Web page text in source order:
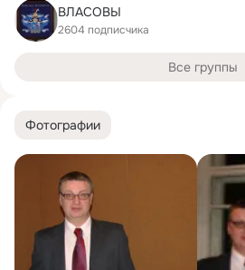
Фотографии
ВЛАСОВЫ
2604 подписчика
Все группы